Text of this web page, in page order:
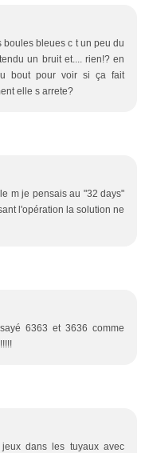
bleues c t un peu du
un bruit et.... rien!? en
bout pour voir si ça fait
elle s arrete?
m je pensais au "32 days"
l'opération la solution ne
6363 et 3636 comme
dans les tuyaux avec